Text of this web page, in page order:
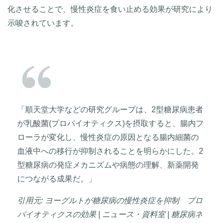
化させることで、慢性炎症を食い止める効果が研究により
示唆されています。
「順天堂大学などの研究グループは、2型糖尿病患者
が乳酸菌(プロバイオティクス)を摂取すると、腸内フ
ローラが変化し、慢性炎症の原因となる腸内細菌の
血液中への移行が抑制されることを明らかにした。2
型糖尿病の発症メカニズムや病態の理解、新薬開発
につながる成果だ。」
引用元: ヨーグルトが糖尿病の慢性炎症を抑制 プロ
バイオティクスの効果 | ニュース・資料室 | 糖尿病ネ